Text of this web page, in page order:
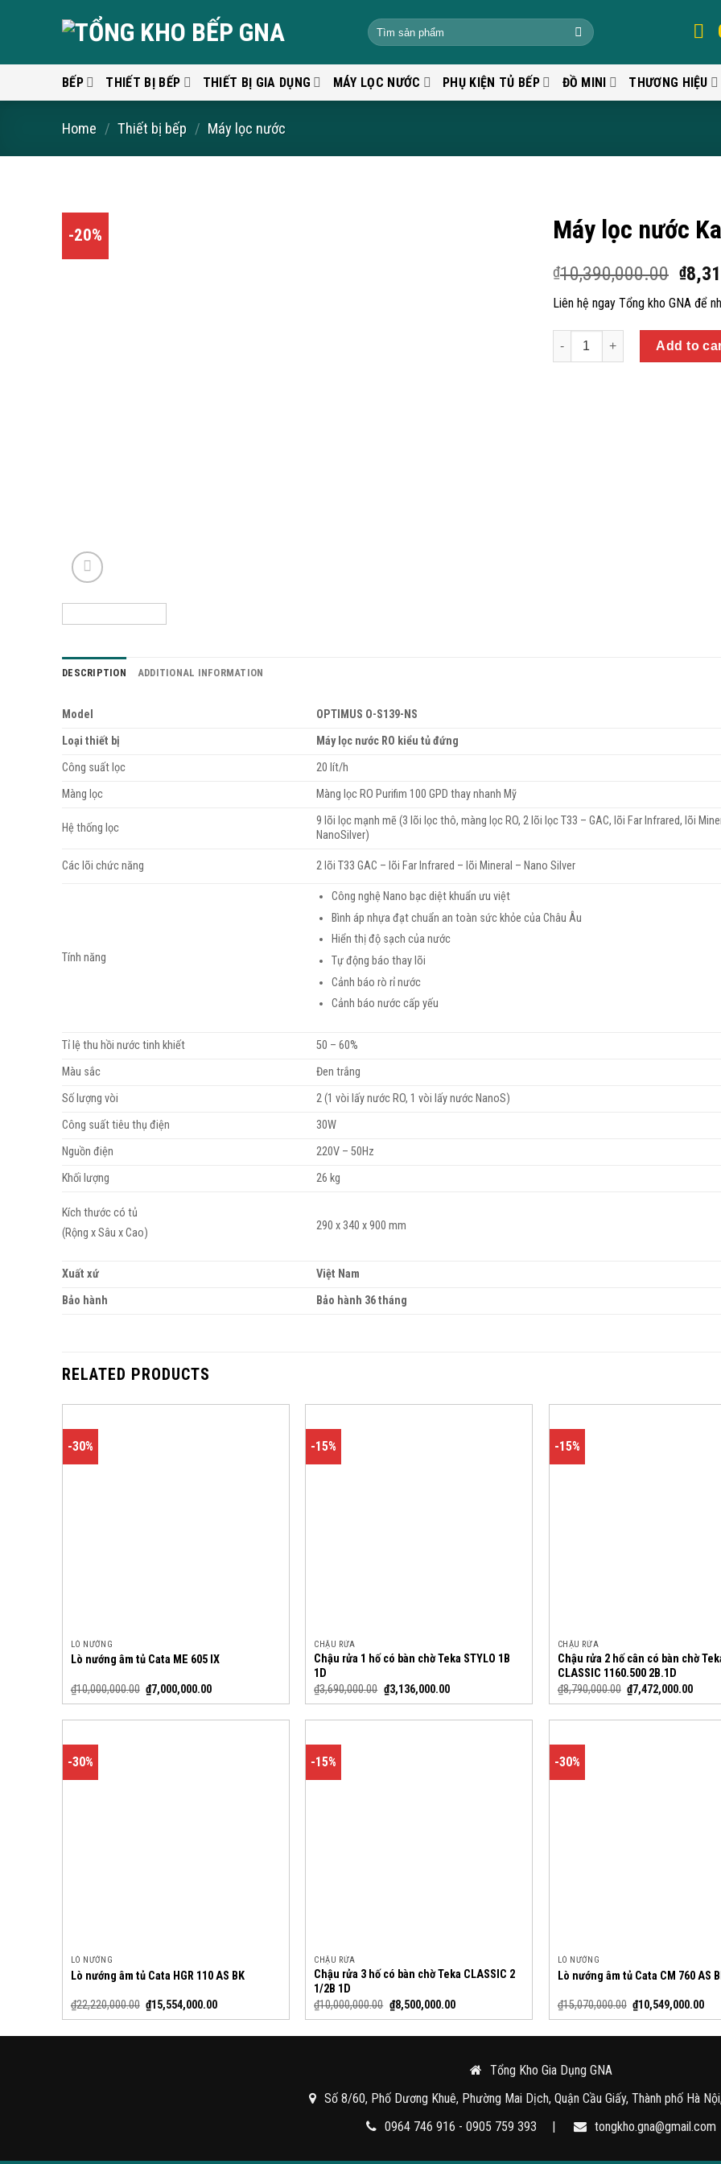
BẾP THIẾT BỊ BẾP THIẾT BỊ GIA DỤNG MÁY LỌC NƯỚC PHỤ KIỆN TỦ BẾP ĐỒ MINI THƯƠNG HIỆU
Home / Thiết bị bếp / Máy lọc nước
-20% Máy lọc nước
₫10,390,000.00 ₫
Liên hệ ngay Tổng kho GNA để
Quantity
Add to
DESCRIPTION ADDITIONAL INFORMATION
Model
OPTIMUS O-S139-NS
Loại thiết bị
Máy lọc nước RO kiểu tủ đứng
Công suất lọc
20 lít/h
Màng lọc
Màng lọc RO Purifim 100 GPD thay nhanh Mỹ
Hệ thống lọc
9 lõi lọc mạnh mẽ (3 lõi lọc thô, màng lọc RO, 2 lõi lọc T33 – GAC, lõi Far Infrared, lõi
NanoSilver)
Các lõi chức năng 2 lõi T33 GAC – lõi Far Infrared – lõi Mineral – Nano Silver
Tính năng
Công nghệ Nano bạc diệt khuẩn ưu việt
Bình áp nhựa đạt chuẩn an toàn sức khỏe của Châu Âu
Hiển thị độ sạch của nước
Tự động báo thay lõi
Cảnh báo rò rỉ nước
Cảnh báo nước cấp yếu
Tỉ lệ thu hồi nước tinh khiết
50 – 60%
Màu sắc
Đen trắng
Số lượng vòi
2 (1 vòi lấy nước RO, 1 vòi lấy nước NanoS)
Công suất tiêu thụ điện
30W
Nguồn điện
220V – 50Hz
Khối lượng
26 kg
Kích thước có tủ
(Rộng x Sâu x Cao)
290 x 340 x 900 mm
Xuất xứ
Việt Nam
Bảo hành
Bảo hành 36 tháng
RELATED PRODUCTS
-30%
LÒ NƯỚNG
Lò nướng âm tủ Cata ME 605 IX
₫10,000,000.00 ₫7,000,000.00
-15%
CHẬU RỬA
Chậu rửa 1 hố có bàn chờ Teka STYLO 1B
1D
₫3,690,000.00 ₫3,136,000.00
-15%
CHẬU RỬA
Chậu rửa 2 hố cân có bàn chờ
CLASSIC 1160.500 2B.1D
₫8,790,000.00 ₫7,472,000.00
-30%
LÒ NƯỚNG
Lò nướng âm tủ Cata HGR 110 AS BK
₫22,220,000.00 ₫15,554,000.00
-15%
CHẬU RỬA
Chậu rửa 3 hố có bàn chờ Teka CLASSIC 2
1/2B 1D
₫10,000,000.00 ₫8,500,000.00
-30%
LÒ NƯỚNG
Lò nướng âm tủ Cata CM 760 AS
₫15,070,000.00 ₫10,549,000.00
Tổng Kho Gia Dụng GNA
Số 8/60, Phố Dương Khuê, Phường Mai Dịch, Quận Cầu Giấy, Thành phố Hà
0964 746 916 - 0905 759 393
| tongkho.gna@gmail.com